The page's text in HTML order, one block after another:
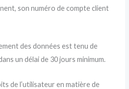
son numéro de compte client
des données est tenu de
un délai de 30 jours minimum.
de l’utilisateur en matière de